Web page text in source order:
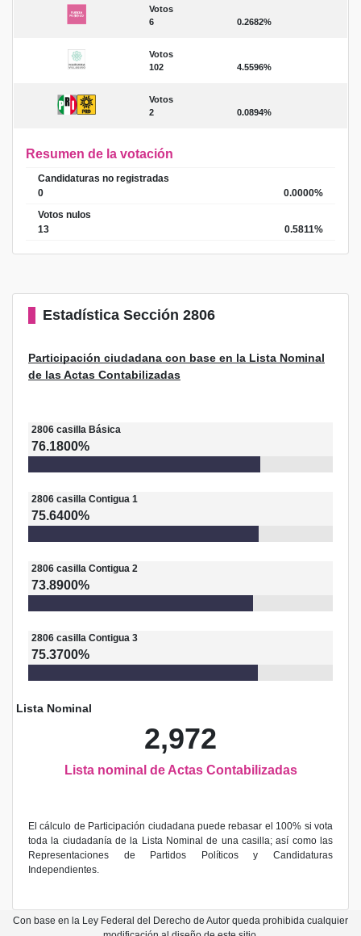
Votos
6
0.2682%
Votos
102
4.5596%
Votos
2
0.0894%
Resumen de la votación
Candidaturas no registradas
0
0.0000%
Votos nulos
13
0.5811%
Estadística Sección 2806
Participación ciudadana con base en la Lista Nominal
de las Actas Contabilizadas
2806 casilla Básica
76.1800%
2806 casilla Contigua 1
75.6400%
2806 casilla Contigua 2
73.8900%
2806 casilla Contigua 3
75.3700%
Lista Nominal
2,972
Lista nominal de Actas Contabilizadas
El cálculo de Participación ciudadana puede rebasar el 100% si vota
toda la ciudadanía de la Lista Nominal de una casilla; así como las
Representaciones de Partidos Políticos y Candidaturas
Independientes.
Con base en la Ley Federal del Derecho de Autor queda prohibida cualquier